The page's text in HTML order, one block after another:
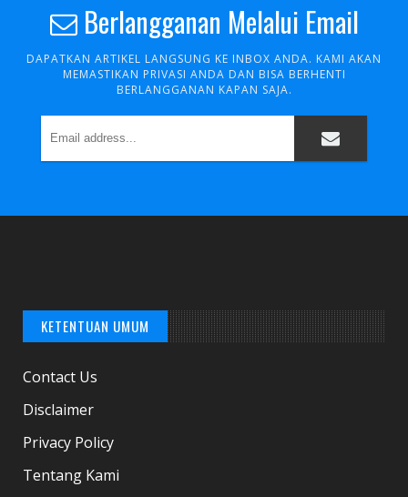
DAERAH
Nindya Karya Menangkan Lelang Proyek Apron 04 Tanpa
Dokumen K3
DAERAH
Setiap Rencana Kebijakan Publik Wajib Dipublikasi
Berlangganan Melalui Email
DAPATKAN ARTIKEL LANGSUNG KE INBOX ANDA. KAMI AKAN
MEMASTIKAN PRIVASI ANDA DAN BISA BERHENTI
BERLANGGANAN KAPAN SAJA.
KETENTUAN UMUM
Contact Us
Disclaimer
Privacy Policy
Tentang Kami